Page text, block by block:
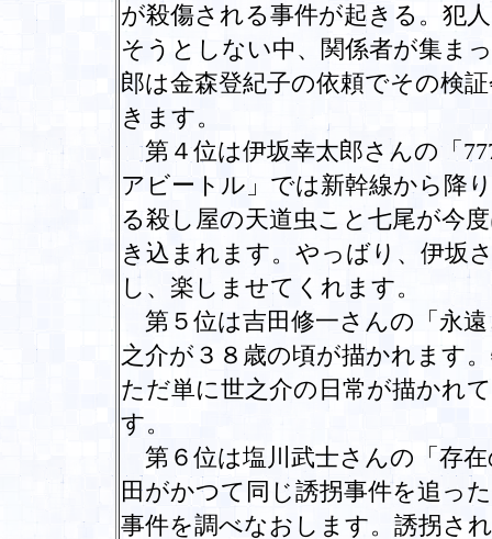
が殺傷される事件が起きる。犯
そうとしない中、関係者が集ま
郎は金森登紀子の依頼でその検
きます。
第４位は伊坂幸太郎さんの「
アビートル」では新幹線から降
る殺し屋の天道虫こと七尾が今
き込まれます。やっばり、伊坂
し、楽しませてくれます。
第５位は吉田修一さんの「永
之介が３８歳の頃が描かれます
ただ単に世之介の日常が描かれ
す。
第６位は塩川武士さんの「存
田がかつて同じ誘拐事件を追っ
事件を調べなおします。誘拐さ